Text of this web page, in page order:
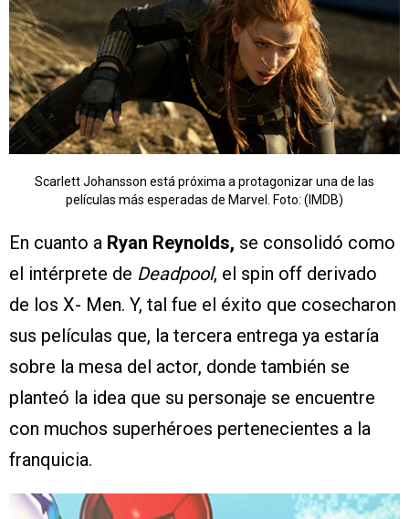
Scarlett Johansson está próxima a protagonizar una de las
películas más esperadas de Marvel. Foto: (IMDB)
En cuanto a Ryan Reynolds, se consolidó como
el intérprete de Deadpool, el spin off derivado
de los X- Men. Y, tal fue el éxito que cosecharon
sus películas que, la tercera entrega ya estaría
sobre la mesa del actor, donde también se
planteó la idea que su personaje se encuentre
con muchos superhéroes pertenecientes a la
franquicia.